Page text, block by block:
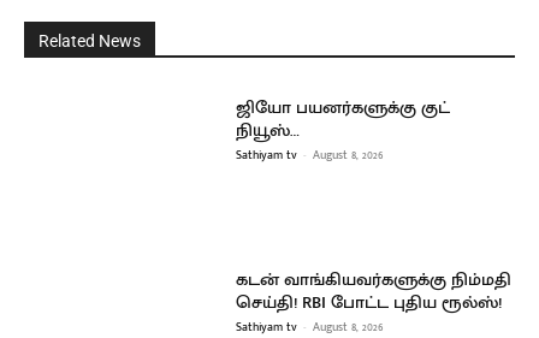
Related News
ஜியோ பயனர்களுக்கு குட்
நியூஸ்…
Sathiyam tv - August 8, 2026
கடன் வாங்கியவர்களுக்கு நிம்மதி
செய்தி! RBI போட்ட புதிய ரூல்ஸ்!
Sathiyam tv - August 8, 2026